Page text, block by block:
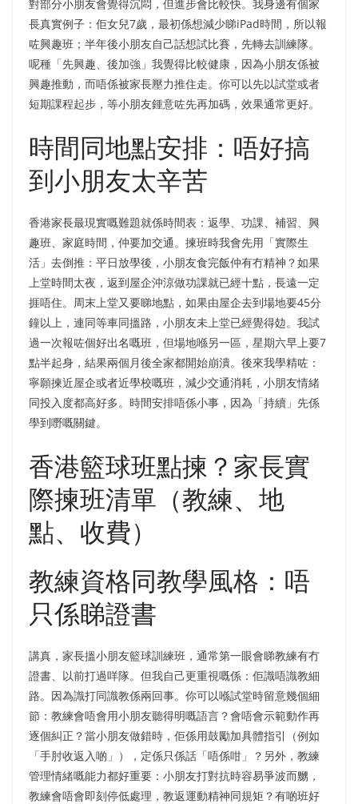
對部分小朋友會覺得沉悶，但進步會比較快。我身邊有個家
長真實例子：佢女兒7歲，最初係想減少睇iPad時間，所以報
咗興趣班；半年後小朋友自己話想試比賽，先轉去訓練隊。
呢種「先興趣、後加強」我覺得比較健康，因為小朋友係被
興趣推動，而唔係被家長壓力推住走。你可以先以試堂或者
短期課程起步，等小朋友鍾意咗先再加碼，效果通常更好。
時間同地點安排：唔好搞
到小朋友太辛苦
香港家長最現實嘅難題就係時間表：返學、功課、補習、興
趣班、家庭時間，仲要加交通。揀班時我會先用「實際生
活」去倒推：平日放學後，小朋友食完飯仲有冇精神？如果
上堂時間太夜，返到屋企沖涼做功課就已經十點，長遠一定
捱唔住。周末上堂又要睇地點，如果由屋企去到場地要45分
鐘以上，連同等車同搵路，小朋友未上堂已經覺得攰。我試
過一次報咗個好出名嘅班，但場地喺另一區，星期六早上要7
點半起身，結果兩個月後全家都開始崩潰。後來我學精咗：
寧願揀近屋企或者近學校嘅班，減少交通消耗，小朋友情緒
同投入度都高好多。時間安排唔係小事，因為「持續」先係
學到嘢嘅關鍵。
香港籃球班點揀？家長實
際揀班清單（教練、地
點、收費）
教練資格同教學風格：唔
只係睇證書
講真，家長搵小朋友籃球訓練班，通常第一眼會睇教練有冇
證書、以前打過咩隊。但我自己更重視嘅係：佢識唔識教細
路。因為識打同識教係兩回事。你可以喺試堂時留意幾個細
節：教練會唔會用小朋友聽得明嘅語言？會唔會示範動作再
逐個糾正？當小朋友做錯時，佢係用鼓勵加具體指引（例如
「手肘收返入啲」），定係只係話「唔係咁」？另外，教練
管理情緒嘅能力都好重要：小朋友打對抗時容易爭波而嬲，
教練會唔會即刻停低處理，教返運動精神同規矩？有啲班好